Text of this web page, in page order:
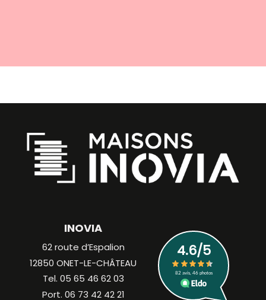
INOVIA
62 route d’Espalion
12850 ONET-LE-CHÂTEAU
Tel. 05 65 46 62 03
Port. 06 73 42 42 21